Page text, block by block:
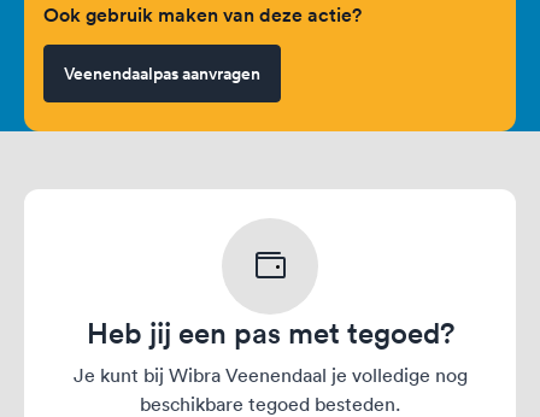
Ook gebruik maken van deze actie?
Veenendaalpas aanvragen
Heb jij een pas met tegoed?
Je kunt bij Wibra Veenendaal je volledige nog
beschikbare tegoed besteden.